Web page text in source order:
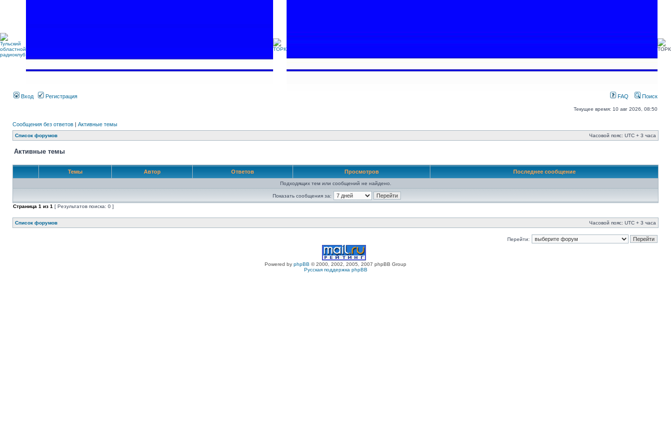
Вход Регистрация FAQ Поиск
Текущее время: 10 авг 2026, 08:50
Сообщения без ответов | Активные темы
Список форумов Часовой пояс: UTC + 3 часа
Активные темы
Темы Автор Ответов Просмотров Последнее сообщение
Подходящих тем или сообщений не найдено.
Показать сообщения за:
Страница 1 из 1 [ Результатов поиска: 0 ]
Список форумов Часовой пояс: UTC + 3 часа
Перейти:
Powered by phpBB © 2000, 2002, 2005, 2007 phpBB Group
Русская поддержка phpBB